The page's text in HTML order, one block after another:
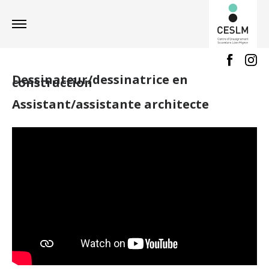
Dessinateur/dessinatrice en
construction
Assistant/assistante architecte